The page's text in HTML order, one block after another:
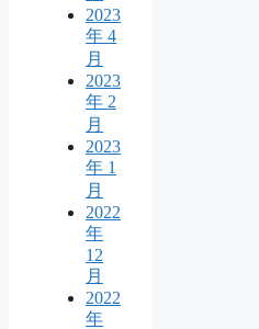
2023
年 4
月
2023
年 2
月
2023
年 1
月
2022
年
12
月
2022
年